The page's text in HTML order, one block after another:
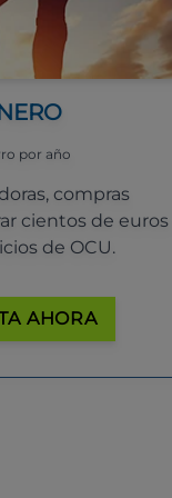
por año
compras
cientos de euros
de OCU.
AHORA